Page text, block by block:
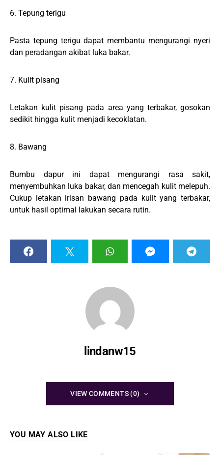
6. Tepung terigu
Pasta tepung terigu dapat membantu mengurangi nyeri
dan peradangan akibat luka bakar.
7. Kulit pisang
Letakan kulit pisang pada area yang terbakar, gosokan
sedikit hingga kulit menjadi kecoklatan.
8. Bawang
Bumbu dapur ini dapat mengurangi rasa sakit,
menyembuhkan luka bakar, dan mencegah kulit melepuh.
Cukup letakan irisan bawang pada kulit yang terbakar,
untuk hasil optimal lakukan secara rutin.
lindanw15
VIEW COMMENTS (0)
YOU MAY ALSO LIKE